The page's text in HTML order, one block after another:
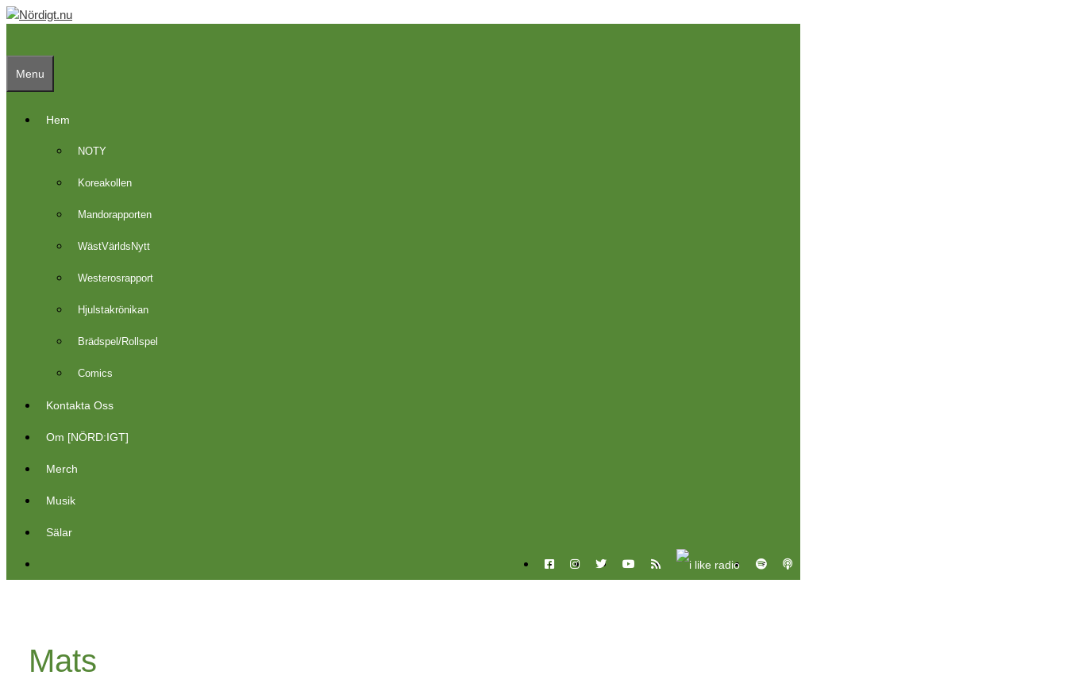
Skip
Menu
Hem
NOTY
Koreakollen
Mandorapporten
WästVärldsNytt
Westerosrapport
Hjulstakrönikan
Brädspel/Rollspel
Comics
Kontakta Oss
Om [NÖRD:IGT]
Merch
Musik
Sälar
Mats